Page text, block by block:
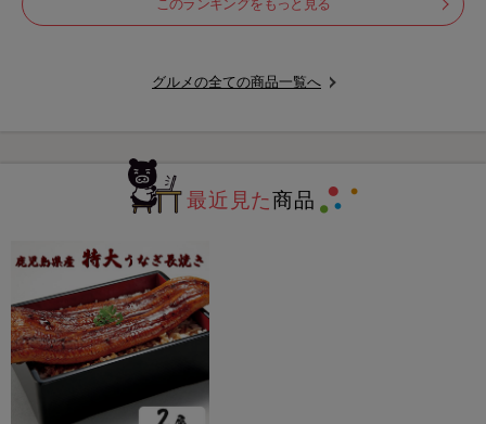
このランキングをもっと見る
グルメの全ての商品一覧へ
最近見た商品